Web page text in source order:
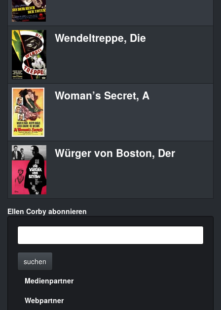
Wendeltreppe, Die
Woman’s Secret, A
Würger von Boston, Der
Ellen Corby abonnieren
suchen
Menülinks
rechte
Medienpartner
Webpartner